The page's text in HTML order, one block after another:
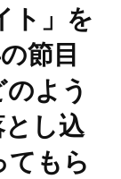
ト」を
節目
よう
し込
てもら